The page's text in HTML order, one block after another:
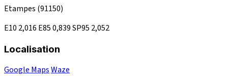
Etampes (91150)
E10 2,016 E850,839SP95 2,052
Localisation
Google MapsWaze